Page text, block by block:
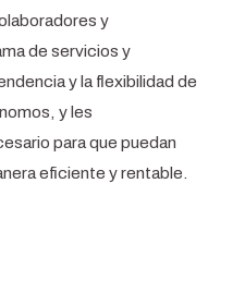
y
de servicios y
y la flexibilidad de
y les
para que puedan
eficiente y rentable.